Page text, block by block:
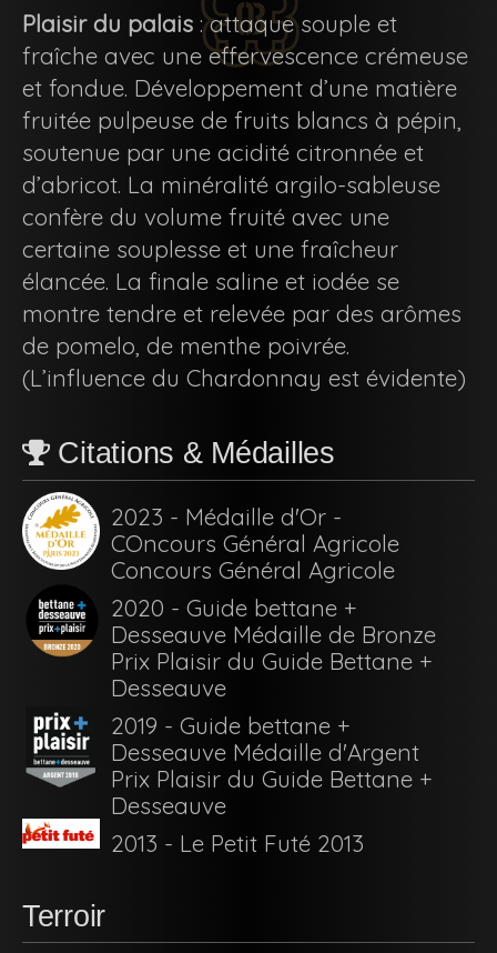
Plaisir du palais : attaque souple et
fraîche avec une effervescence crémeuse
et fondue. Développement d’une matière
fruitée pulpeuse de fruits blancs à pépin,
soutenue par une acidité citronnée et
d’abricot. La minéralité argilo-sableuse
confère du volume fruité avec une
certaine souplesse et une fraîcheur
élancée. La finale saline et iodée se
montre tendre et relevée par des arômes
de pomelo, de menthe poivrée.
(L’influence du Chardonnay est évidente)
Citations & Médailles
2023 - Médaille d'Or -
COncours Général Agricole
Concours Général Agricole
2020 - Guide bettane +
Desseauve Médaille de Bronze
Prix Plaisir du Guide Bettane +
Desseauve
2019 - Guide bettane +
Desseauve Médaille d'Argent
Prix Plaisir du Guide Bettane +
Desseauve
2013 - Le Petit Futé 2013
Terroir